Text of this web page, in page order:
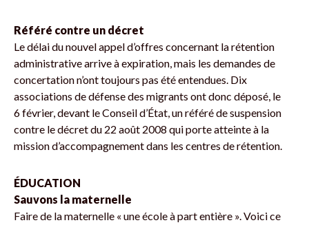
Référé contre un décret
Le délai du nouvel appel d’offres concernant la rétention
administrative arrive à expiration, mais les demandes de
concertation n’ont toujours pas été entendues. Dix
associations de défense des migrants ont donc déposé, le
6 février, devant le Conseil d’État, un référé de suspension
contre le décret du 22 août 2008 qui porte atteinte à la
mission d’accompagnement dans les centres de rétention.
ÉDUCATION
Sauvons la maternelle
Faire de la maternelle « une école à part entière ». Voici ce